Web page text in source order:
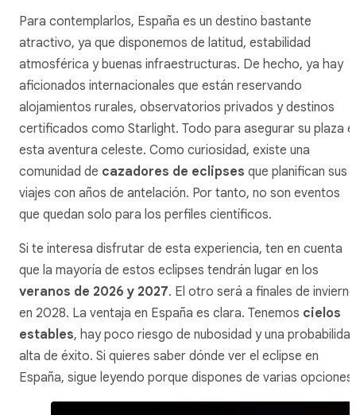
Para contemplarlos, España es un destino bastante
atractivo, ya que disponemos de latitud, estabilidad
atmosférica y buenas infraestructuras. De hecho, ya hay
aficionados internacionales que están reservando
alojamientos rurales, observatorios privados y destinos
certificados como Starlight. Todo para asegurar su plaza
esta aventura celeste. Como curiosidad, existe una
comunidad de cazadores de eclipses que planifican sus
viajes con años de antelación. Por tanto, no son eventos
que quedan solo para los perfiles científicos.
Si te interesa disfrutar de esta experiencia, ten en cuenta
que la mayoría de estos eclipses tendrán lugar en los
veranos de 2026 y 2027. El otro será a finales de invierno
en 2028. La ventaja en España es clara. Tenemos cielos
estables, hay poco riesgo de nubosidad y una
alta de éxito. Si quieres saber dónde ver el eclipse en
España, sigue leyendo porque dispones de varias